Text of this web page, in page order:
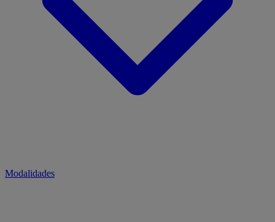
Modalidades